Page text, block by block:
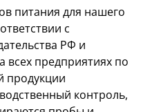
питания для нашего
с
РФ и
предприятиях по
продукции
контроль,